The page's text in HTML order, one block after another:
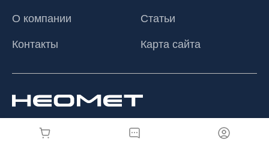
О компании
Статьи
Контакты
Карта сайта
© 2026 ООО «Неомет», Все права защищены